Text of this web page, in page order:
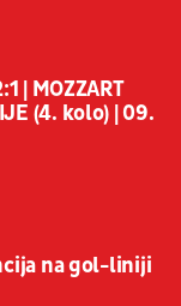
| MOZZART
(4. kolo) | 09.
na gol-liniji